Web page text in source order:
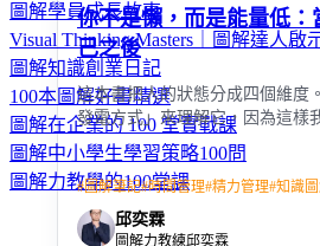
圖解學員成長故事
Visual Thinking Masters｜圖解達人啟
圖解知識創業日記
100本圖解好書精選
圖解在企業的 100 堂實戰課
圖解中小學生學習策略100問
圖解力教學的100堂課
你不是懶，而是能量低：
己之後
這本書把人的狀態分成四個維度。 我自己用「四
發電方式」來理解它，因為這樣
#圖解筆記#時間管理#精力管理#知識
邱奕霖
圖解力教練邱奕霖